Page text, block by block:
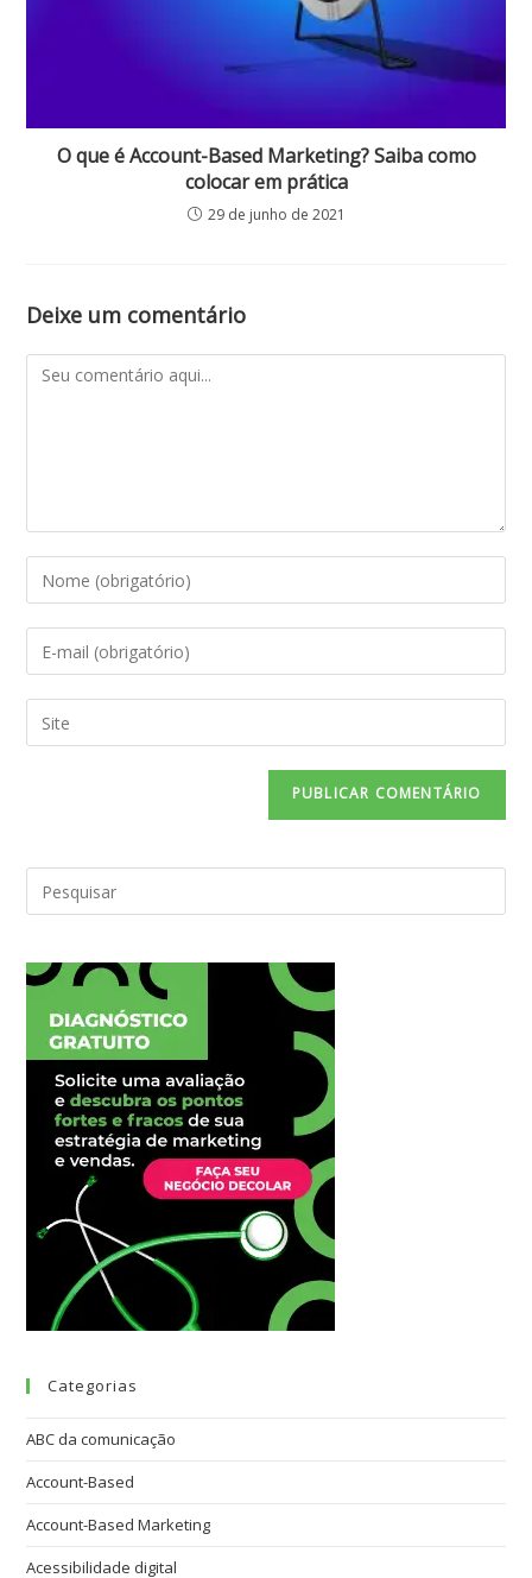
O que é Account-Based Marketing? Saiba como
colocar em prática
29 de junho de 2021
Deixe um comentário
Categorias
ABC da comunicação
Account-Based
Account-Based Marketing
Acessibilidade digital